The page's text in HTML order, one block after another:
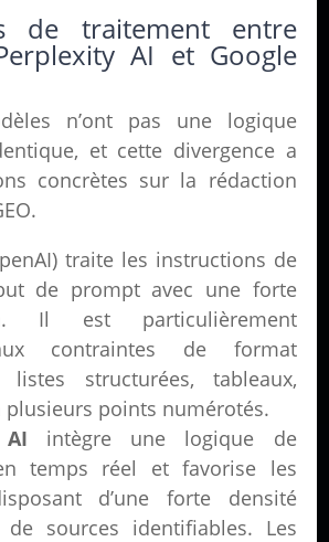
de traitement entre
AI et Google
n’ont pas une logique
et cette divergence a
concrètes sur la rédaction
traite les instructions de
de prompt avec une forte
Il est particulièrement
contraintes de format
structurées, tableaux,
plusieurs points numérotés.
intègre une logique de
temps réel et favorise les
d’une forte densité
sources identifiables. Les